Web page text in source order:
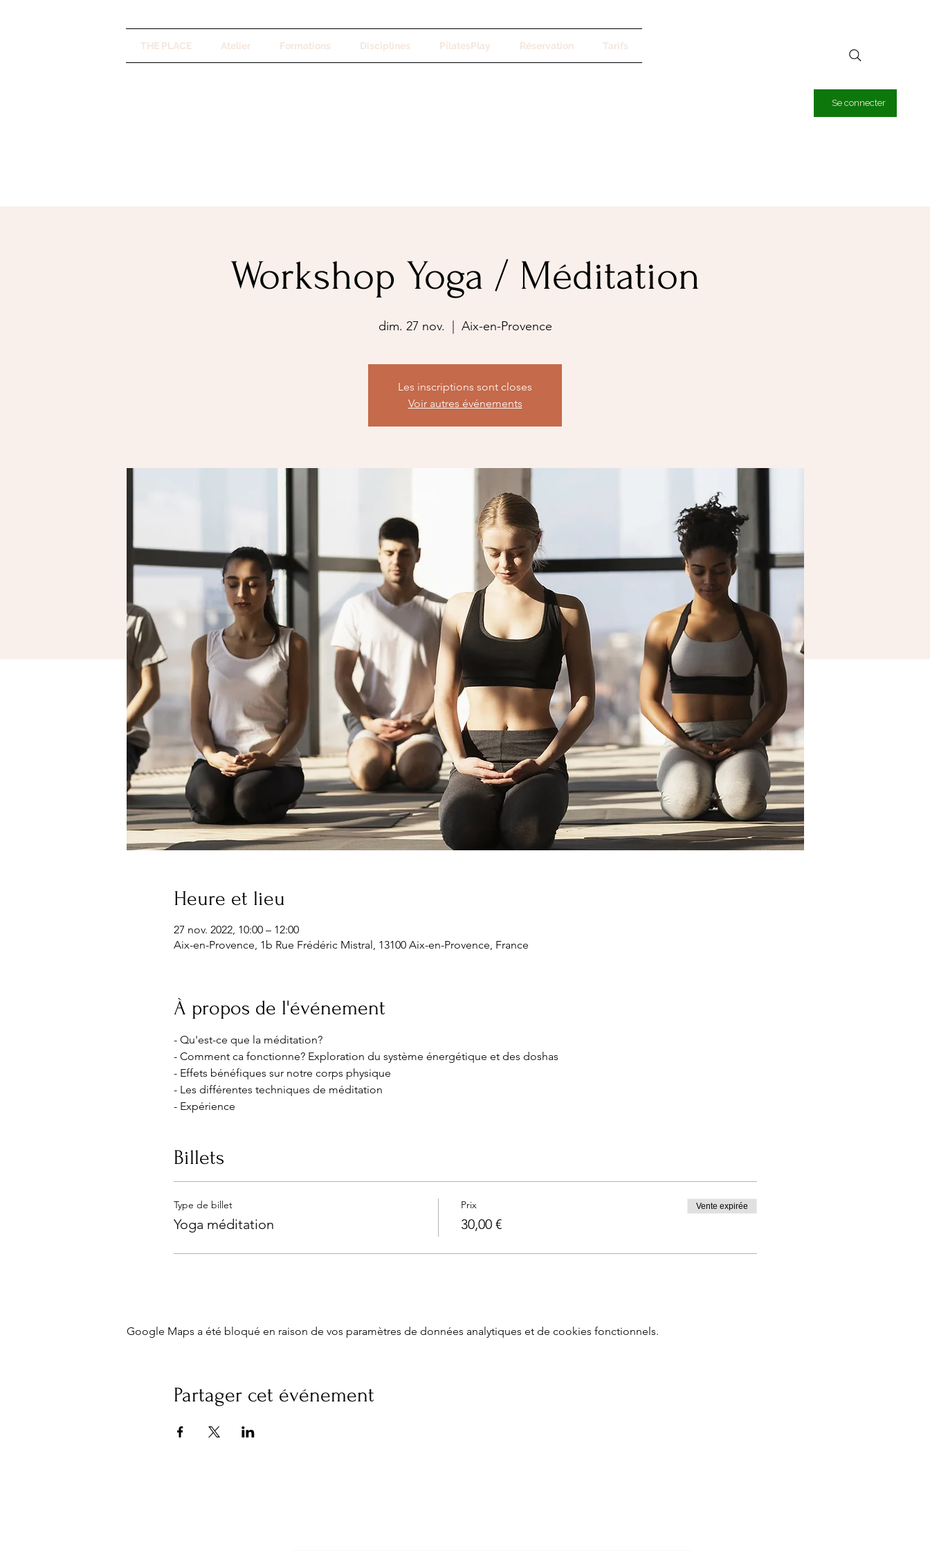
THE PLACE Atelier Formations Disciplines PilatesPlay Réservation Tarifs
Se connecter
Workshop Yoga / Méditation
dim. 27 nov. Aix-en-Provence
Les inscriptions sont closes
Voir autres événements
Heure et lieu
27 nov. 2022, 10:00 – 12:00
Aix-en-Provence, 1b Rue Frédéric Mistral, 13100 Aix-en-Provence, France
À propos de l'événement
- Qu'est-ce que la méditation?
- Comment ca fonctionne? Exploration du système énergétique et des doshas
- Effets bénéfiques sur notre corps physique
- Les différentes techniques de méditation
- Expérience
Billets
Type de billet
Yoga méditation
Prix
30,00 €
Vente expirée
Google Maps a été bloqué en raison de vos paramètres de données analytiques et de cookies fonctionnels.
Partager cet événement